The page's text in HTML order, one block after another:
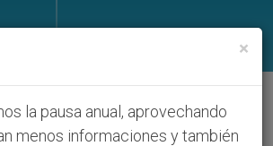
×
la pausa anual, aprovechando
menos informaciones y también